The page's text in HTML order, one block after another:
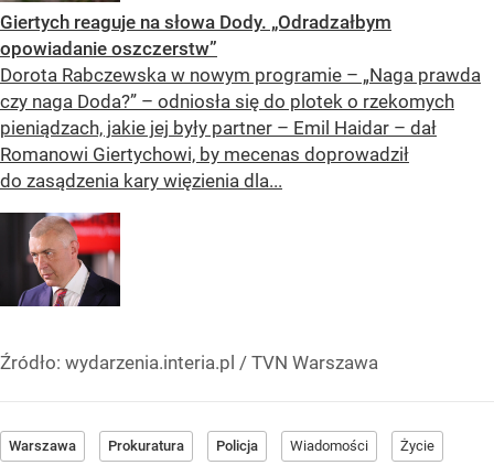
Giertych reaguje na słowa Dody. „Odradzałbym
opowiadanie oszczerstw”
Dorota Rabczewska w nowym programie – „Naga prawda
czy naga Doda?” – odniosła się do plotek o rzekomych
pieniądzach, jakie jej były partner – Emil Haidar – dał
Romanowi Giertychowi, by mecenas doprowadził
do zasądzenia kary więzienia dla...
Źródło: wydarzenia.interia.pl / TVN Warszawa
Warszawa Prokuratura Policja Wiadomości Życie